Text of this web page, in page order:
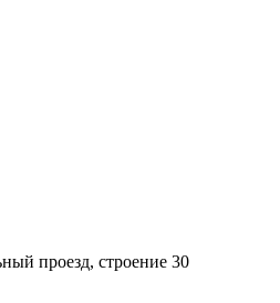
проезд, строение 30